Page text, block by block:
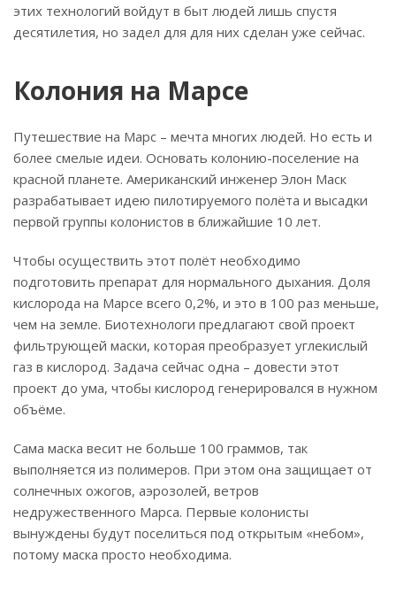
этих технологий войдут в быт людей лишь спустя
десятилетия, но задел для для них сделан уже сейчас.
Колония на Марсе
Путешествие на Марс – мечта многих людей. Но есть и
более смелые идеи. Основать колонию-поселение на
красной планете. Американский инженер Элон Маск
разрабатывает идею пилотируемого полёта и высадки
первой группы колонистов в ближайшие 10 лет.
Чтобы осуществить этот полёт необходимо
подготовить препарат для нормального дыхания. Доля
кислорода на Марсе всего 0,2%, и это в 100 раз меньше,
чем на земле. Биотехнологи предлагают свой проект
фильтрующей маски, которая преобразует углекислый
газ в кислород. Задача сейчас одна – довести этот
проект до ума, чтобы кислород генерировался в нужном
объёме.
Сама маска весит не больше 100 граммов, так
выполняется из полимеров. При этом она защищает от
солнечных ожогов, аэрозолей, ветров
недружественного Марса. Первые колонисты
вынуждены будут поселиться под открытым «небом»,
потому маска просто необходима.